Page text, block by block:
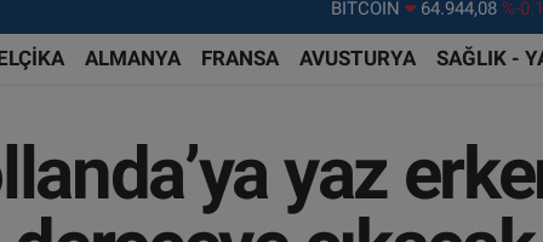
DOLAR 47,7436
EURO
55,2510
6660.55
BİST100
13.779 %-14
64.944,08
ALMANYA FRANSA AVUSTURYA SAĞLIK -
yaz